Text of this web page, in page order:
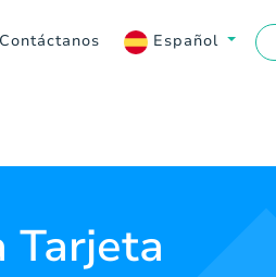
Contáctanos Español
Tarjeta